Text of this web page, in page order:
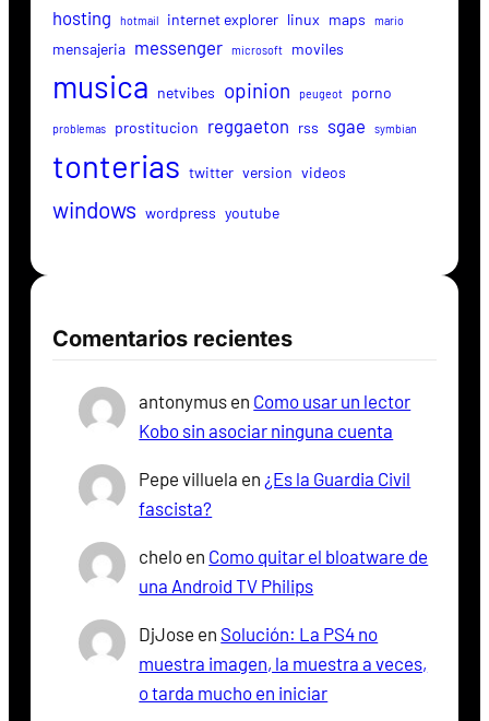
hosting hotmail internet explorer linux maps mario
mensajeria messenger microsoft moviles
musica netvibes opinion peugeot porno
problemas prostitucion reggaeton rss sgae symbian
tonterias twitter version videos
windows wordpress youtube
Comentarios recientes
antonymus en Como usar un lector
Kobo sin asociar ninguna cuenta
Pepe villuela en ¿Es la Guardia Civil
fascista?
chelo en Como quitar el bloatware de
una Android TV Philips
DjJose en Solución: La PS4 no
muestra imagen, la muestra a veces,
o tarda mucho en iniciar